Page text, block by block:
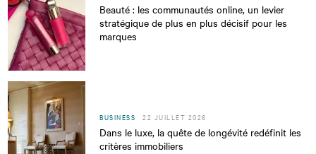
Beauté : les communautés online, un levier
stratégique de plus en plus décisif pour les
marques
BUSINESS 22 JUILLET 2026
Dans le luxe, la quête de longévité redéfinit les
critères immobiliers